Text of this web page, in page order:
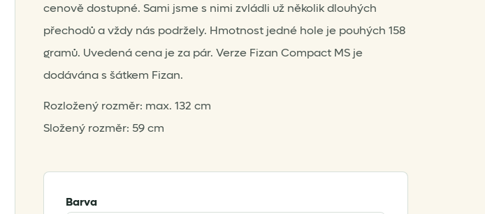
cenově dostupné. Sami jsme s nimi zvládli už několik dlouhých
přechodů a vždy nás podržely. Hmotnost jedné hole je pouhých 158
gramů. Uvedená cena je za pár. Verze Fizan Compact MS je
dodávána s šátkem Fizan.
Barva
Rozložený rozměr: max. 132 cm
Složený rozměr: 59 cm